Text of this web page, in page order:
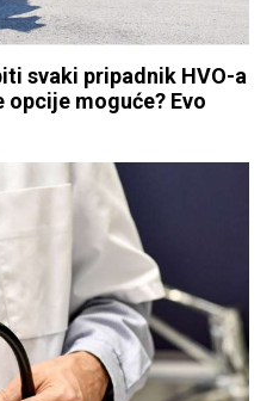
svaki pripadnik HVO-a
opcije moguće? Evo